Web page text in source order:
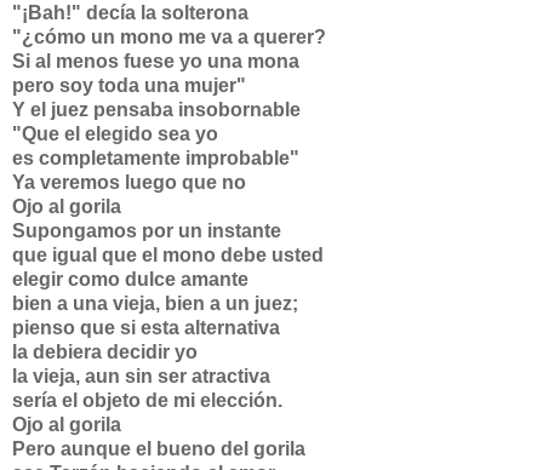
"¡Bah!" decía la solterona
"¿cómo un mono me va a querer?
Si al menos fuese yo una mona
pero soy toda una mujer"
Y el juez pensaba insobornable
"Que el elegido sea yo
es completamente improbable"
Ya veremos luego que no
Ojo al gorila
Supongamos por un instante
que igual que el mono debe usted
elegir como dulce amante
bien a una vieja, bien a un juez;
pienso que si esta alternativa
la debiera decidir yo
la vieja, aun sin ser atractiva
sería el objeto de mi elección.
Ojo al gorila
Pero aunque el bueno del gorila